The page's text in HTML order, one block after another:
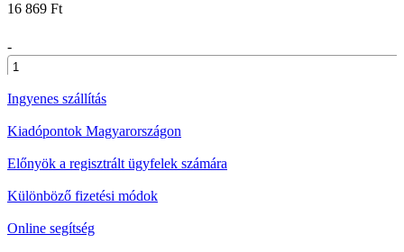
16 869 Ft
-
+
Ingyenes szállítás
Kiadópontok Magyarországon
Előnyök a regisztrált ügyfelek számára
Különböző fizetési módok
Online segítség